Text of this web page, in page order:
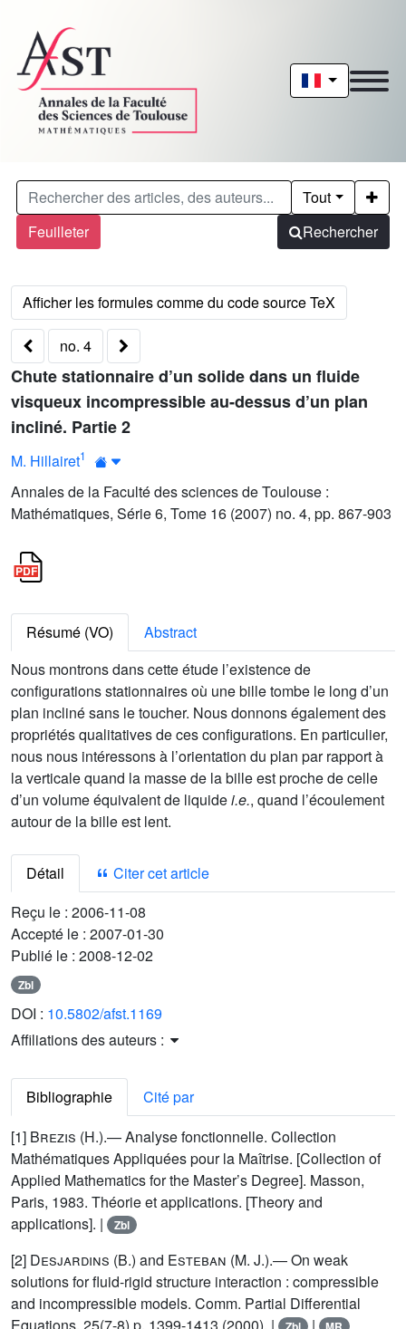
Feuilleter
Tout
Rechercher
no. 4
Chute stationnaire d’un solide dans un fluide
visqueux incompressible au-dessus d’un plan
incliné. Partie 2
M. Hillairet1
Annales de la Faculté des sciences de Toulouse :
Mathématiques, Série 6, Tome 16 (2007) no. 4, pp. 867-903
Résumé (VO)
Abstract
Nous montrons dans cette étude l’existence de
configurations stationnaires où une bille tombe le long d’un
plan incliné sans le toucher. Nous donnons également des
propriétés qualitatives de ces configurations. En particulier,
nous nous intéressons à l’orientation du plan par rapport à
la verticale quand la masse de la bille est proche de celle
d’un volume équivalent de liquidei.e., quand l’écoulement
autour de la bille est lent.
Détail
Citer cet article
Reçu le : 2006-11-08
Accepté le : 2007-01-30
Publié le : 2008-12-02
Zbl
DOI : 10.5802/afst.1169
Affiliations des auteurs :
Bibliographie
Cité par
[1] Brezis (H.).— Analyse fonctionnelle. Collection
Mathématiques Appliquées pour la Maîtrise. [Collection of
Applied Mathematics for the Master’s Degree]. Masson,
Paris, 1983. Théorie et applications. [Theory and
applications]. |
Zbl
[2] Desjardins (B.) and Esteban (M. J.).— On weak
solutions for fluid-rigid structure interaction : compressible
and incompressible models. Comm. Partial Differential